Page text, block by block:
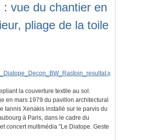
: vue du chantier en
pliage de la toile
la couverture textile au sol.
en mars 1979 du pavillon architectural
Iannis Xenakis installé sur le parvis du
à Paris, dans le cadre du
concert multimédia "Le Diatope. Geste